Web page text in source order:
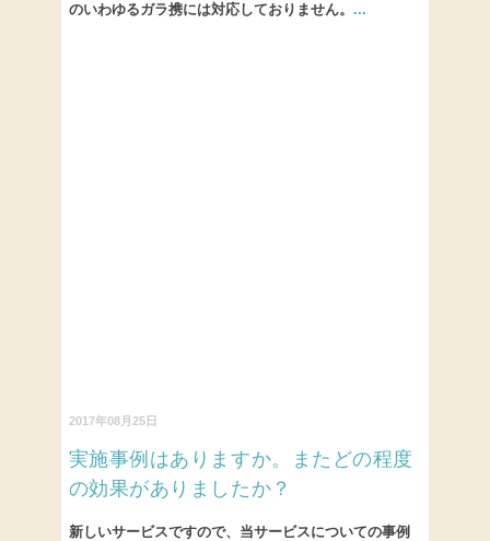
のいわゆるガラ携には対応しておりません。 ...
2017年08月25日
実施事例はありますか。またどの程度
の効果がありましたか？
新しいサービスですので、当サービスについての事例